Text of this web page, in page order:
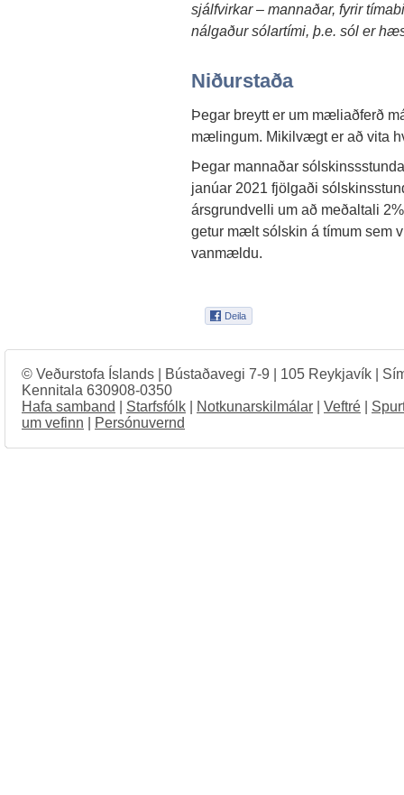
sjálfvirkar – mannaðar, fyrir
nálgaður sólartími, þ.e. sól er
Niðurstaða
Þegar breytt er um mæliaðferð
mælingum. Mikilvægt er að vita
Þegar mannaðar
janúar 2021 fjölgaði
ársgrundvelli um að meðaltali
getur mælt sólskin á tímum sem
vanmældu.
© Veðurstofa Íslands | Bústaðavegi 7-9 | 105 Reykjavík |
Kennitala 630908-0350
Hafa samband
Starfsfólk Notkunarskilmálar Veftré
um vefinn
Persónuvernd